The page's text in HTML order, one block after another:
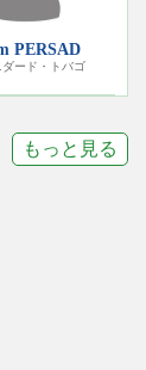
PERSAD
ダード・トバゴ
もっと見る